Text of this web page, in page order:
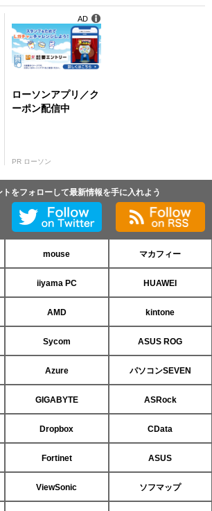
ローソンアプリ／ク
ーポン配信中
PR ローソン
AD
をフォローして最新情報を手に入れよう
mouse マカフィー
iiyama PC HUAWEI
AMD kintone
Sycom ASUS ROG
Azure パソコンSEVEN
GIGABYTE ASRock
Dropbox CData
Fortinet ASUS
ViewSonic ソフマップ